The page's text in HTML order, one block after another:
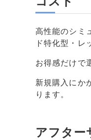
高性能のシミ
ド特化型・レ
お得感だけで
新規購入にか
ります。
アフター